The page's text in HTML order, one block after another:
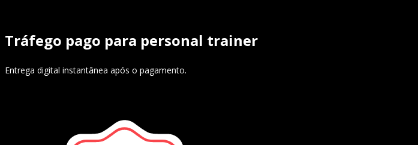
Tráfego pago para personal trainer
Entrega digital instantânea após o pagamento.